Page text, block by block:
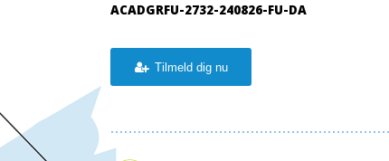
ACADGRFU-2732-240826-FU-DA
Tilmeld dig nu